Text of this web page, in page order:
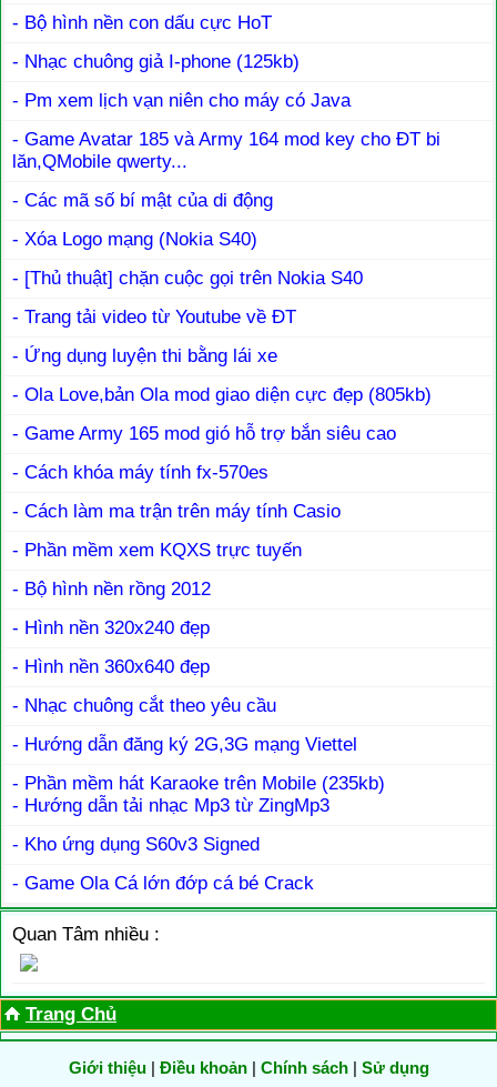
- Bộ hình nền con dấu cực HoT
- Nhạc chuông giả I-phone (125kb)
- Pm xem lịch vạn niên cho máy có Java
- Game Avatar 185 và Army 164 mod key cho ĐT bi
lăn,QMobile qwerty...
- Các mã số bí mật của di động
- Xóa Logo mạng (Nokia S40)
- [Thủ thuật] chặn cuộc gọi trên Nokia S40
- Trang tải video từ Youtube về ĐT
- Ứng dụng luyện thi bằng lái xe
- Ola Love,bản Ola mod giao diện cực đẹp (805kb)
- Game Army 165 mod gió hỗ trợ bắn siêu cao
- Cách khóa máy tính fx-570es
- Cách làm ma trận trên máy tính Casio
- Phần mềm xem KQXS trực tuyến
- Bộ hình nền rồng 2012
- Hình nền 320x240 đẹp
- Hình nền 360x640 đẹp
- Nhạc chuông cắt theo yêu cầu
- Hướng dẫn đăng ký 2G,3G mạng Viettel
- Phần mềm hát Karaoke trên Mobile (235kb)
- Hướng dẫn tải nhạc Mp3 từ ZingMp3
- Kho ứng dụng S60v3 Signed
- Game Ola Cá lớn đớp cá bé Crack
Quan Tâm nhiều :
Trang Chủ
Giới thiệu| Điều khoản| Chính sách| Sử dụng